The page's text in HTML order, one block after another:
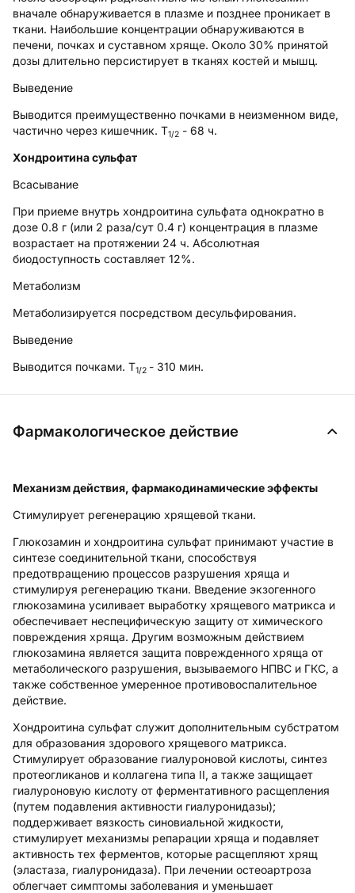
вначале обнаруживается в плазме и позднее проникает в
ткани. Наибольшие концентрации обнаруживаются в
печени, почках и суставном хряще. Около 30% принятой
дозы длительно персистирует в тканях костей и мышц.
Выведение
Выводится преимущественно почками в неизменном виде,
частично через кишечник. T1/2 - 68 ч.
Хондроитина сульфат
Всасывание
При приеме внутрь хондроитина сульфата однократно в
дозе 0.8 г (или 2 раза/сут 0.4 г) концентрация в плазме
возрастает на протяжении 24 ч. Абсолютная
биодоступность составляет 12%.
Метаболизм
Метаболизируется посредством десульфирования.
Выведение
Выводится почками. T1/2 - 310 мин.
Фармакологическое действие
Механизм действия, фармакодинамические эффекты
Стимулирует регенерацию хрящевой ткани.
Глюкозамин и хондроитина сульфат принимают участие в
синтезе соединительной ткани, способствуя
предотвращению процессов разрушения хряща и
стимулируя регенерацию ткани. Введение экзогенного
глюкозамина усиливает выработку хрящевого матрикса и
обеспечивает неспецифическую защиту от химического
повреждения хряща. Другим возможным действием
глюкозамина является защита поврежденного хряща от
метаболического разрушения, вызываемого НПВС и ГКС, а
также собственное умеренное противовоспалительное
действие.
Хондроитина сульфат служит дополнительным субстратом
для образования здорового хрящевого матрикса.
Стимулирует образование гиалуроновой кислоты, синтез
протеогликанов и коллагена типа II, а также защищает
гиалуроновую кислоту от ферментативного расщепления
(путем подавления активности гиалуронидазы);
поддерживает вязкость синовиальной жидкости,
стимулирует механизмы репарации хряща и подавляет
активность тех ферментов, которые расщепляют хрящ
(эластаза, гиалуронидаза). При лечении остеоартроза
облегчает симптомы заболевания и уменьшает